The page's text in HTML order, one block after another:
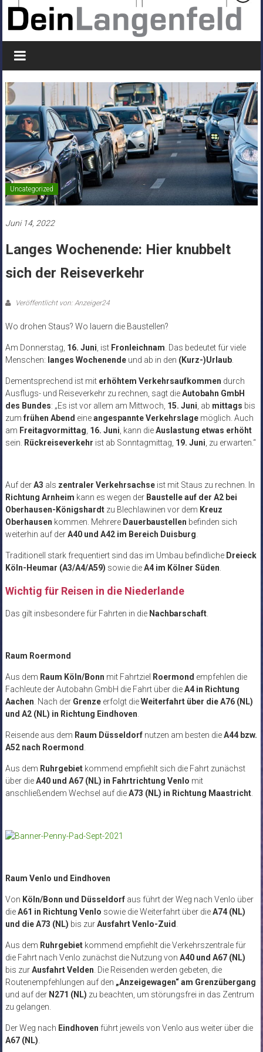
Uncategorized
Juni 14, 2022
Langes Wochenende: Hier knubbelt
sich der Reiseverkehr
Veröffentlicht von: Anzeiger24
Wo drohen Staus? Wo lauern die Baustellen?
Am Donnerstag, 16. Juni, ist Fronleichnam. Das bedeutet für viele
Menschen: langes Wochenendeund ab in den (Kurz-)Urlaub.
Dementsprechend ist mit erhöhtem Verkehrsaufkommen durch
Ausflugs- und Reiseverkehr zu rechnen, sagt dieAutobahn GmbH
des Bundes: „Es ist vor allem am Mittwoch, 15. Juni, ab mittags bis
zum frühen Abend eineangespannte Verkehrslagemöglich. Auch
am Freitagvormittag, 16. Juni, kann dieAuslastung etwas erhöht
sein. Rückreiseverkehr ist ab Sonntagmittag, 19. Juni, zu erwarten.“
Auf derA3 als zentraler Verkehrsachseist mit Staus zu rechnen. In
Richtung Arnheim kann es wegen der Baustelle auf der A2 bei
Oberhausen-Königshardtzu Blechlawinen vor dem Kreuz
Oberhausen kommen. Mehrere Dauerbaustellen befinden sich
weiterhin auf derA40 und A42 im Bereich Duisburg.
Traditionell stark frequentiert sind das im Umbau befindliche Dreieck
Köln-Heumar (A3/A4/A59) sowie dieA4 im Kölner Süden.
Wichtig für Reisen in die Niederlande
Das gilt insbesondere für Fahrten in die Nachbarschaft.
Raum Roermond
Aus dem Raum Köln/Bonn mit Fahrtziel Roermond empfehlen die
Fachleute der Autobahn GmbH die Fahrt über dieA4 in Richtung
Aachen. Nach der Grenzeerfolgt dieWeiterfahrt über die A76 (NL)
und A2 (NL) in Richtung Eindhoven.
Reisende aus dem Raum Düsseldorfnutzen am besten dieA44 bzw.
A52 nach Roermond.
Aus dem Ruhrgebietkommend empfiehlt sich die Fahrt zunächst
über dieA40 und A67 (NL) in Fahrtrichtung Venlo mit
anschließendem Wechsel auf dieA73 (NL) in Richtung Maastricht.
Raum Venlo und Eindhoven
Von Köln/Bonn und Düsseldorfaus führt der Weg nach Venlo über
dieA61 in Richtung Venlo sowie die Weiterfahrt über dieA74 (NL)
und die A73 (NL) bis zurAusfahrt Venlo-Zuid
Aus dem Ruhrgebietkommend empfiehlt die Verkehrszentrale für
die Fahrt nach Venlo zunächst die Nutzung von A40 und A67 (NL)
bis zurAusfahrt Velden . Die Reisenden werden gebeten, die
Routenempfehlungen auf den „Anzeigewagen“ am Grenzübergang
und auf der N271 (NL) zu beachten, um störungsfrei in das Zentrum
zu gelangen.
Der Weg nach Eindhoven führt jeweils von Venlo aus weiter über die
A67 (NL)